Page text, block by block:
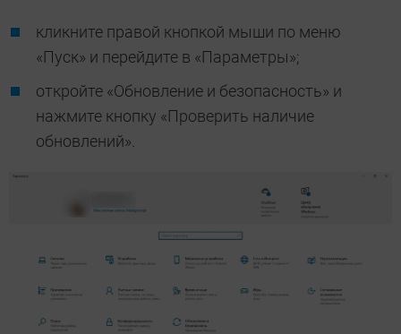
кликните правой кнопкой мыши по меню
«Пуск» и перейдите в «Параметры»;
откройте «Обновление и безопасность» и
нажмите кнопку «Проверить наличие
обновлений».